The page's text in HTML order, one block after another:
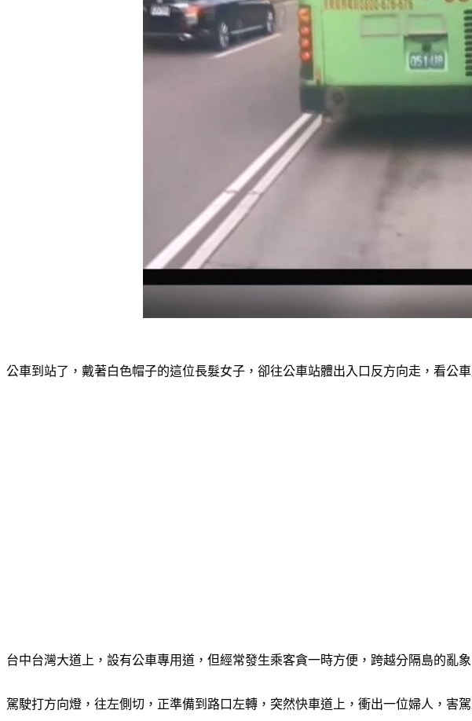
公車到站了，戴著白色帽子的這位長髮女子，卻往公車站體出入口反方向走，看公
台中台灣大道上，設有公車專用道，但經常發生乘客貪一時方便，跨越分隔島的亂象
駕駛打方向燈，往左側切，正準備到路口左轉，突然快車道上，衝出一位婦人，害